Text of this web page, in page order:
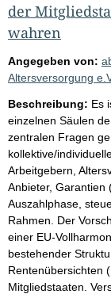
der
wahren
Angegeben von:
Altersversorgung
Beschreibung: Es
einzelnen Säulen
zentralen Fragen
kollektive/
Arbeitgebern,
Anbieter, Garantien
Auszahlphase,
Rahmen. Der
einer EU-
bestehender
Rentenübersichten
Mitgliedstaaten.